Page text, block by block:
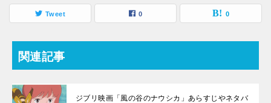
Tweet 0 0
関連記事
ジブリ映画「風の谷のナウシカ」あらすじやネタバ